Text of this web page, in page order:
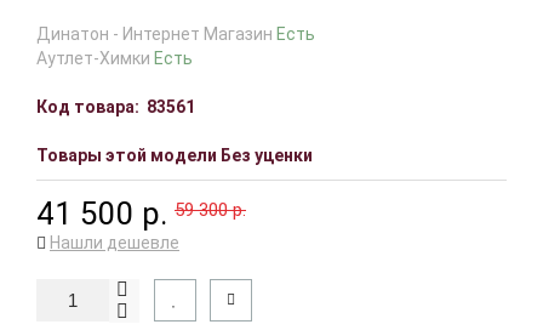
Динатон - Интернет Магазин Есть
Аутлет-Химки Есть
Код товара: 83561
Товары этой модели Без уценки
41 500 р. 59 300 р.
Нашли дешевле